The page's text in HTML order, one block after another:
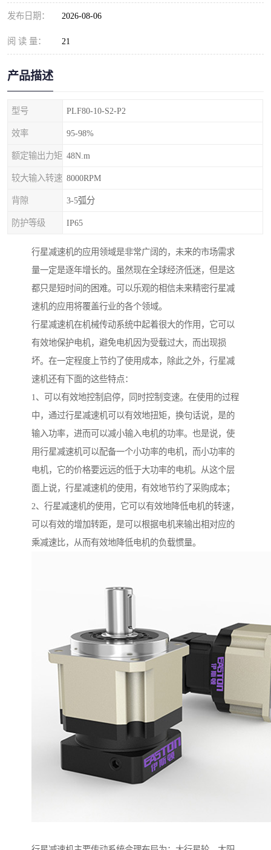
发布日期： 2026-08-06
阅 读 量： 21
产品描述
型号 PLF80-10-S2-P2
效率 95-98%
额定输出力矩 48N.m
较大输入转速 8000RPM
背隙 3-5弧分
防护等级 IP65
行星减速机的应用领域是非常广阔的，未来的市场需求
量一定是逐年增长的。虽然现在全球经济低迷，但是这
都只是短时间的困难。可以乐观的相信未来精密行星减
速机的应用将覆盖行业的各个领域。
行星减速机在机械传动系统中起着很大的作用，它可以
有效地保护电机，避免电机因为受载过大，而出现损
坏。在一定程度上节约了使用成本，除此之外，行星减
速机还有下面的这些特点：
1、可以有效地控制启停，同时控制变速。在使用的过程
中，通过行星减速机可以有效地扭矩，换句话说，是的
输入功率，进而可以减小输入电机的功率。也是说，使
用行星减速机可以配备一个小功率的电机，而小功率的
电机，它的价格要远远的低于大功率的电机。从这个层
面上说，行星减速机的使用，有效地节约了采购成本；
2、行星减速机的使用，它可以有效地降低电机的转速，
可以有效的增加转距，是可以根据电机来输出相对应的
乘减速比，从而有效地降低电机的负载惯量。